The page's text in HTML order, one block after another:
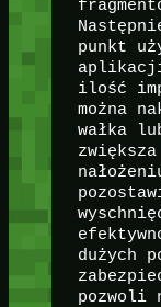
punkt
ilość
można
wałka
dużych
pozwoli